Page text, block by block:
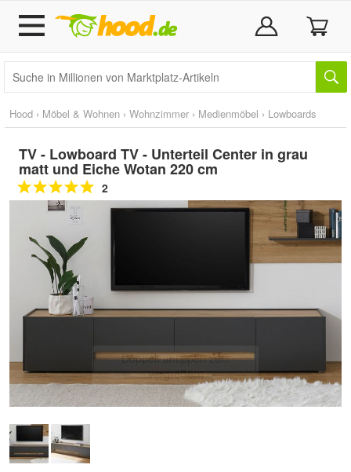
Hood › Möbel & Wohnen › Wohnzimmer › Medienmöbel › Lowboards
TV - Lowboard TV - Unterteil Center in grau
matt und Eiche Wotan 220 cm
2
Doppelt antippen zum
vergrößern